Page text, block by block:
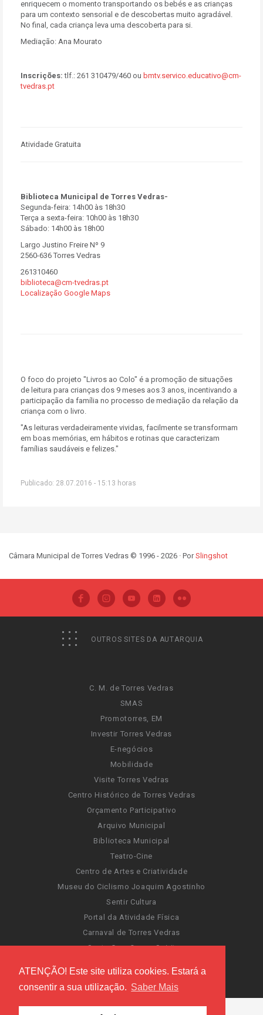
ATENÇÃO! Este site utiliza cookies. Estará a
consentir a sua utilização. Saber Mais
enriquecem o momento transportando os bebés e as crianças
para um contexto sensorial e de descobertas muito agradável.
No final, cada criança leva uma descoberta para si.
Mediação: Ana Mourato
Inscrições: tlf.: 261 310479/460 ou bmtv.servico.educativo@cm-
tvedras.pt
Atividade Gratuita
Biblioteca Municipal de Torres Vedras-
Segunda-feira: 14h00 às 18h30
Terça a sexta-feira: 10h00 às 18h30
Sábado: 14h00 às 18h00
Largo Justino Freire Nº 9
2560-636 Torres Vedras
261310460
biblioteca@cm-tvedras.pt
Localização Google Maps
O foco do projeto "Livros ao Colo" é a promoção de situações
de leitura para crianças dos 9 meses aos 3 anos, incentivando a
participação da família no processo de mediação da relação da
criança com o livro.
"As leituras verdadeiramente vividas, facilmente se transformam
em boas memórias, em hábitos e rotinas que caracterizam
famílias saudáveis e felizes."
Publicado: 28.07.2016 - 15:13 horas
Câmara Municipal de Torres Vedras © 1996 - 2026 · PorSlingshot
OUTROS SITES DA AUTARQUIA
C. M. de Torres Vedras
SMAS
Promotorres, EM
Investir Torres Vedras
E-negócios
Mobilidade
Visite Torres Vedras
Centro Histórico de Torres Vedras
Orçamento Participativo
Arquivo Municipal
Biblioteca Municipal
Teatro-Cine
Centro de Artes e Criatividade
Museu do Ciclismo Joaquim Agostinho
Sentir Cultura
Portal da Atividade Física
Carnaval de Torres Vedras
Santa Cruz Ocean Spirit